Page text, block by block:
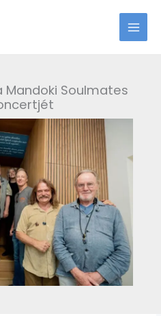
Mandoki Soulmates